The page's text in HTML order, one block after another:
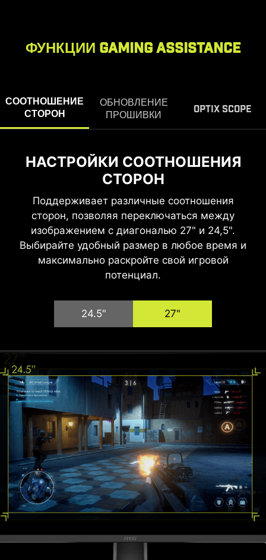
ФУНКЦИИ GAMING ASSISTANCE
СООТНОШЕНИЕ
СТОРОН
ОБНОВЛЕНИЕ
ПРОШИВКИ
OPTIX SCOPE
НАСТРОЙКИ СООТНОШЕНИЯ
СТОРОН
Поддерживает различные соотношения
сторон, позволяя переключаться между
изображением с диагональю 27" и 24,5".
Выбирайте удобный размер в любое время и
максимально раскройте свой игровой
потенциал.
24.5" 27"
ОБНОВЛЕНИЕ ПРОШИВКИ
поддерживает простое и удобное обновление
время после выхода новой версии от MSI,
производительность и настройку дисплея.
ФУНКЦИЯ OPTIX SCOPE
Многоступенчатый прицельный зум с
горячими клавишами — увеличение не
сбрасывается при смене оружия.